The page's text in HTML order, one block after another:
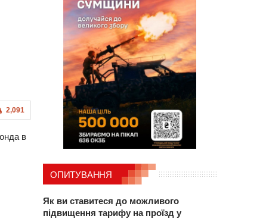
2,091
в
ОПИТУВАННЯ
Як ви ставитеся до можливого
підвищення тарифу на проїзд у